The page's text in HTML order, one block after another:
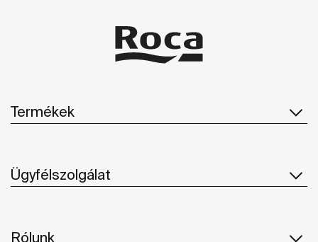
Termékek
Ügyfélszolgálat
Rólunk